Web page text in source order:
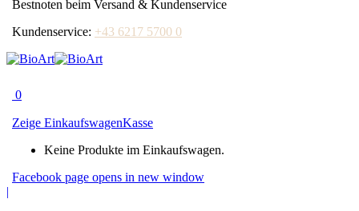
Bestnoten beim Versand & Kundenservice
Kundenservice: +43 6217 5700 0
0
Zeige EinkaufswagenKasse
Keine Produkte im Einkaufswagen.
Facebook page opens in new window
|